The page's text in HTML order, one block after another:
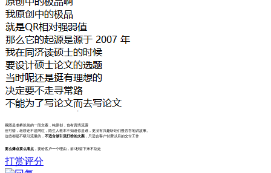
截图是老桥以前的一段文案，纯原创，也有真情流露
但可惜，老桥还不是网红，陌生人根本不知道你是谁，更没有兴趣听咱们慢吞吞地讲故事。
这些都是不吸引流量的， 不适合做引流打粉的文案 ，只适合客户付费以后的交付工作
要么爆点要么痛点 ，要给客户一个理由，前5秒留下来不划走
打赏评分